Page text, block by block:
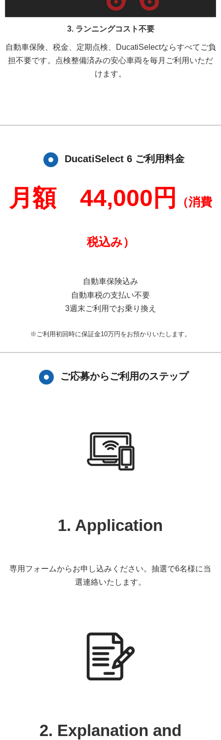
3. ランニングコスト不要
自動車保険、税金、定期点検、DucatiSelectならすべてご負
担不要です。点検整備済みの安心車両を毎月ご利用いただ
けます。
DucatiSelect 6 ご利用料金
月額 44,000円 （消費
税込み）
自動車保険込み
自動車税の支払い不要
3週末ご利用でお乗り換え
※ご利用初回時に保証金10万円をお預かりいたします。
ご応募からご利用のステップ
1. Application
専用フォームからお申し込みください。抽選で6名様に当
選連絡いたします。
2. Explanation and